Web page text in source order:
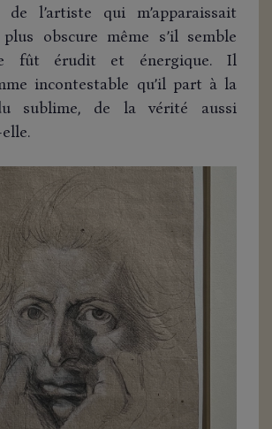
de l’artiste qui m’apparaissait
obscure même s’il semble
fût érudit et énergique. Il
incontestable qu’il part à la
sublime, de la vérité aussi